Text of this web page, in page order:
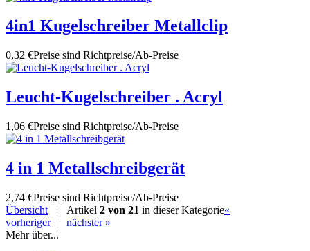
4in1 Kugelschreiber Metallclip
0,32 €Preise sind Richtpreise/Ab-Preise
Leucht-Kugelschreiber . Acryl
1,06 €Preise sind Richtpreise/Ab-Preise
4 in 1 Metallschreibgerät
2,74 €Preise sind Richtpreise/Ab-Preise
Übersicht | Artikel 2 von 21 in dieser Kategorie«
vorheriger| nächster »
Mehr über...